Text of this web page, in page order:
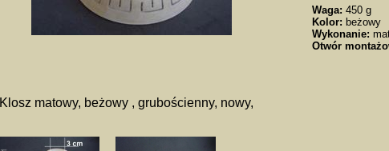
Waga: 450 g
Kolor: beżowy
Wykonanie:
Otwór
Klosz matowy, beżowy , grubościenny, nowy,